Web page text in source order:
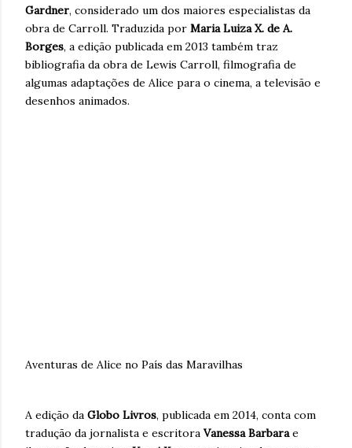
Gardner, considerado um dos maiores especialistas da
obra de Carroll. Traduzida por Maria Luiza X. de A.
Borges, a edição publicada em 2013 também traz
bibliografia da obra de Lewis Carroll, filmografia de
algumas adaptações de Alice para o cinema, a televisão e
desenhos animados.
Aventuras de Alice no País das Maravilhas
A edição da Globo Livros, publicada em 2014, conta com
tradução da jornalista e escritora Vanessa Barbarae